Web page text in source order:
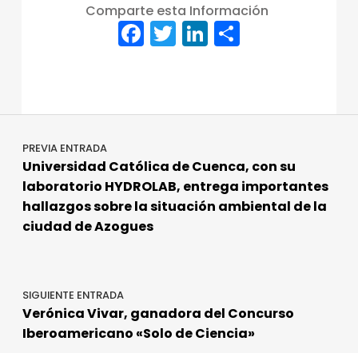
Comparte esta Información
F
a
e
o
o
k
T
w
te
Li
n
e
n
C
p
rt
ir
Navegación de entradas
PREVIA ENTRADA
Universidad Católica de Cuenca, con su
laboratorio HYDROLAB, entrega importantes
hallazgos sobre la situación ambiental de la
ciudad de Azogues
SIGUIENTE ENTRADA
Verónica Vivar, ganadora del Concurso
Iberoamericano «Solo de Ciencia»